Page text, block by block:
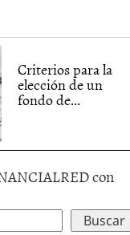
Criterios para la
elección de un
fondo de...
con